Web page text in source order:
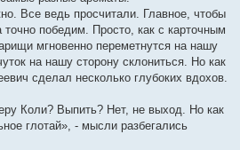
Все ведь просчитали. Главное, чтобы
победим. Просто, как с карточным
мгновенно переметнутся на нашу
на нашу сторону склониться. Но как
сделал несколько глубоких вдохов.
Коли? Выпить? Нет, не выход. Но как
глотай», - мысли разбегались